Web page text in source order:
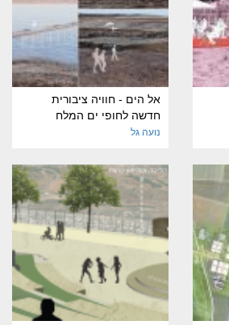
אל הים - חוויה ציבורית
חדשה לחופי ים המלח
נועה גל